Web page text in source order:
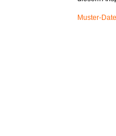
Muster-